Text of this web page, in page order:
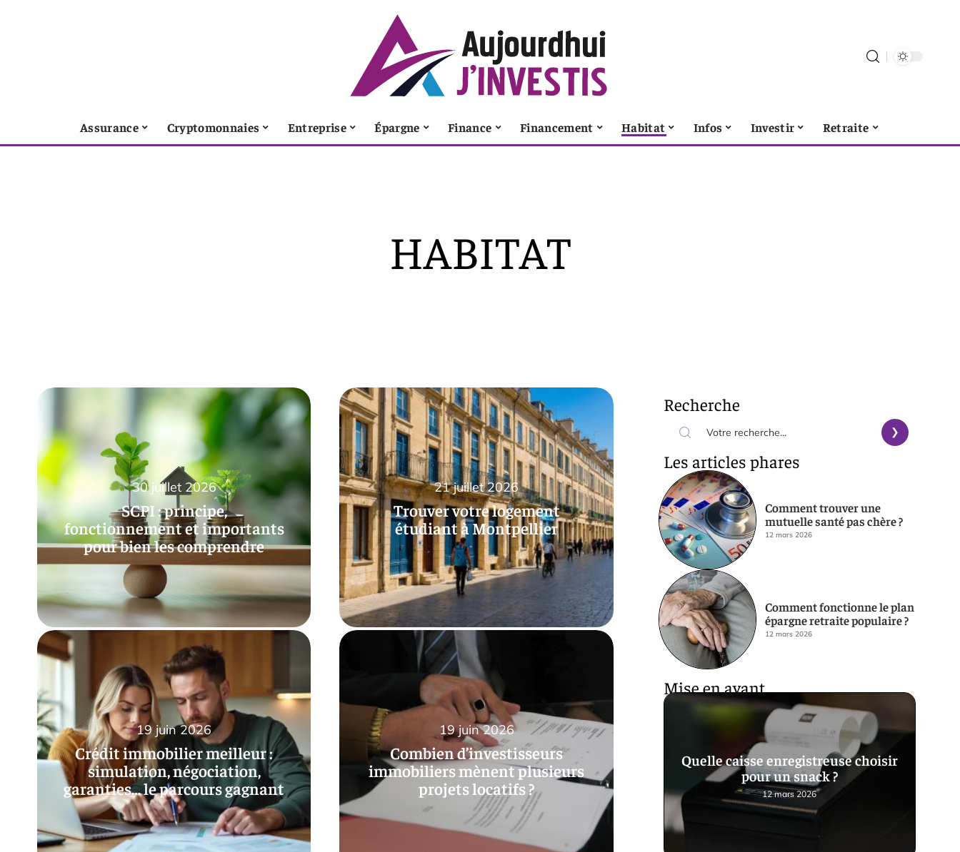
Assurance Cryptomonnaies Entreprise Épargne Finance Financement Habitat Infos Investir Retraite
HABITAT
SCPI : principe,
fonctionnement et importants
pour bien les comprendre
30 juillet 2026
Trouver votre logement
étudiant à Montpellier
21 juillet 2026
Crédit immobilier meilleur :
simulation, négociation,
garanties… le parcours gagnant
19 juin 2026
Combien d’investisseurs
immobiliers mènent plusieurs
projets locatifs ?
19 juin 2026
Recherche
Les articles phares
Comment trouver une
mutuelle santé pas chère ?
12 mars 2026
Comment fonctionne le plan
épargne retraite populaire ?
12 mars 2026
Mise en avant
Quelle caisse enregistreuse choisir
pour un snack ?
12 mars 2026